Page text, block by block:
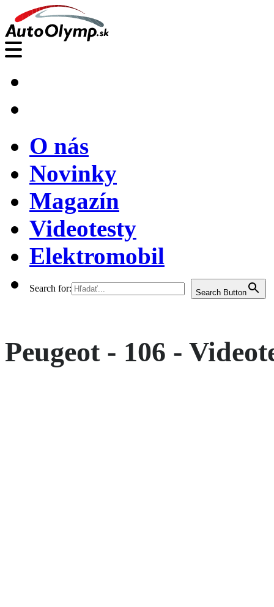
O nás
Novinky
Magazín
Videotesty
Elektromobil
Search for: Search Button
Peugeot - 106 -